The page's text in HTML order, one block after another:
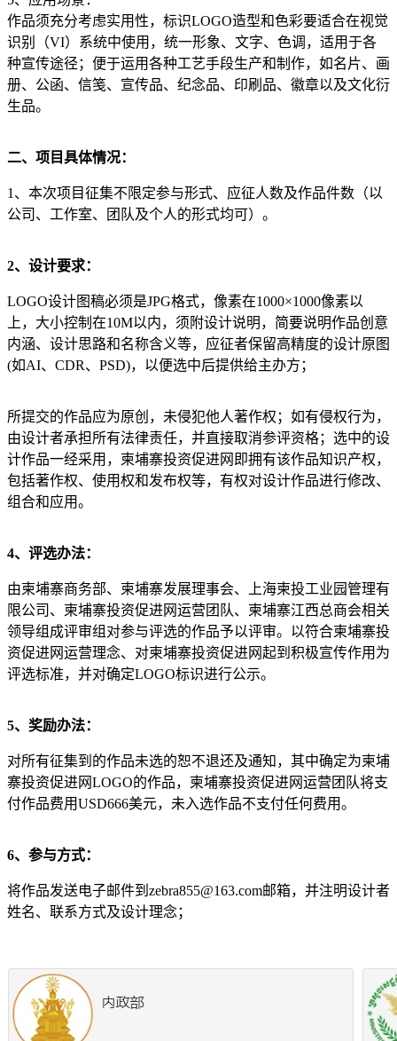
作品须充分考虑实用性，标识LOGO造型和色彩要适合在视觉
识别（VI）系统中使用，统一形象、文字、色调，适用于各
种宣传途径；便于运用各种工艺手段生产和制作，如名片、画
册、公函、信笺、宣传品、纪念品、印刷品、徽章以及文化衍
生品。
二、项目具体情况：
1、本次项目征集不限定参与形式、应征人数及作品件数（以
公司、工作室、团队及个人的形式均可）。
2、设计要求：
LOGO设计图稿必须是JPG格式，像素在1000×1000像素以
上，大小控制在10M以内，须附设计说明，简要说明作品创意
内涵、设计思路和名称含义等，应征者保留高精度的设计原图
(如AI、CDR、PSD)，以便选中后提供给主办方；
所提交的作品应为原创，未侵犯他人著作权；如有侵权行为，
由设计者承担所有法律责任，并直接取消参评资格；选中的设
计作品一经采用，柬埔寨投资促进网即拥有该作品知识产权，
包括著作权、使用权和发布权等，有权对设计作品进行修改、
组合和应用。
4、评选办法：
由柬埔寨商务部、柬埔寨发展理事会、上海柬投工业园管理有
限公司、柬埔寨投资促进网运营团队、柬埔寨江西总商会相关
领导组成评审组对参与评选的作品予以评审。以符合柬埔寨投
资促进网运营理念、对柬埔寨投资促进网起到积极宣传作用为
评选标准，并对确定LOGO标识进行公示。
5、奖励办法：
对所有征集到的作品未选的恕不退还及通知，其中确定为柬埔
寨投资促进网LOGO的作品，柬埔寨投资促进网运营团队将支
付作品费用USD666美元，未入选作品不支付任何费用。
6、参与方式：
将作品发送电子邮件到zebra855@163.com邮箱，并注明设计者
姓名、联系方式及设计理念；